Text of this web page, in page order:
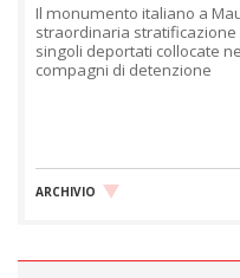
Il monumento italiano a
straordinaria
singoli deportati collocate
compagni di detenzione
ARCHIVIO